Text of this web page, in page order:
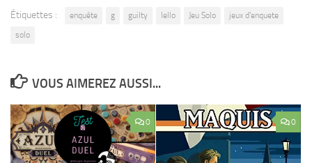
Étiquettes : enquête g guilty Iello Jeu Solo
jeux d'enquete
solo
VOUS AIMEREZ AUSSI...
0 0